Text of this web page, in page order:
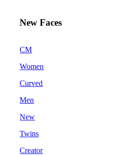
New Faces
CM
Women
Curved
Men
New
Twins
Creator